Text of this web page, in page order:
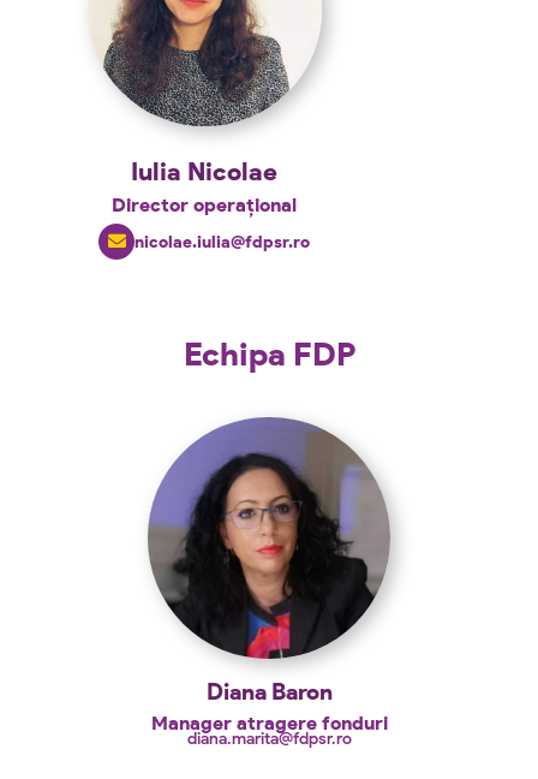
Iulia Nicolae
Director operațional
nicolae.iulia@fdpsr.ro
Echipa FDP
Diana Baron
Manager atragere fonduri
diana.marita@fdpsr.ro